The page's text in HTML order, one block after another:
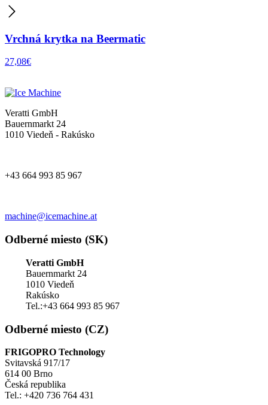
Vrchná krytka na Beermatic
27,08€
Veratti GmbH
Bauernmarkt 24
1010 Viedeň - Rakúsko
+43 664 993 85 967
machine@icemachine.at
Odberné miesto (SK)
Veratti GmbH
Bauernmarkt 24
1010 Viedeň
Rakúsko
Tel.:+43 664 993 85 967
Odberné miesto (CZ)
FRIGOPRO Technology
Svitavská 917/17
614 00 Brno
Česká republika
Tel.: +420 736 764 431